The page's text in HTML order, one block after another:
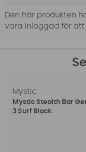
Den här produkten
vara inloggad för att
Mystic
Mystic Stealth Bar
3 Surf Black